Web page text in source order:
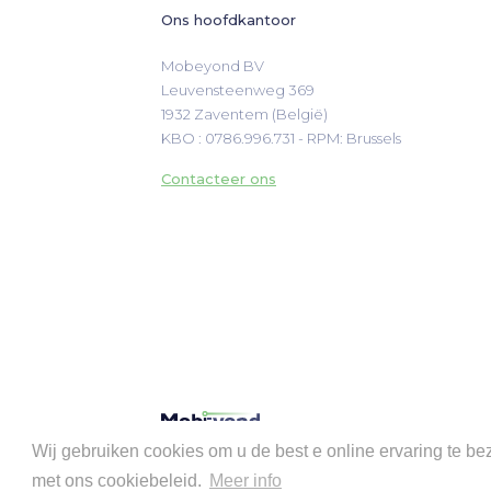
Wij gebruiken cookies om u de best e online ervaring te
met ons cookiebeleid. Meer info
Ons hoofdkantoor
Mobeyond BV
Leuvensteenweg 369
1932 Zaventem (België)
KBO : 0786.996.731 - RPM: Brussels
Contacteer ons